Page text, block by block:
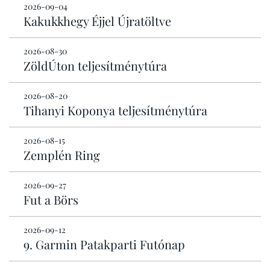
2026-09-04
Kakukkhegy Éjjel Újratöltve
2026-08-30
ZöldÚton teljesítménytúra
2026-08-20
Tihanyi Koponya teljesítménytúra
2026-08-15
Zemplén Ring
2026-09-27
Fut a Börs
2026-09-12
9. Garmin Patakparti Futónap